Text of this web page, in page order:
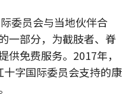
委员会与当地伙伴合
一部分，为截肢者、脊
免费服务。2017年，
字国际委员会支持的康